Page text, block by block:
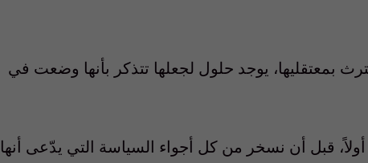
بمعتقليها، يوجد حلول لجعلها تتذكر بأنها وضعت في
قبل أن نسخر من كل أجواء السياسة التي يدّعى أنها